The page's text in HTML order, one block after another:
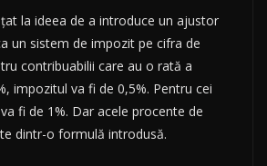
la ideea de a introduce un ajustor
un sistem de impozit pe cifra de
contribuabilii care au o rată a
impozitul va fi de 0,5%. Pentru cei
fi de 1%. Dar acele procente de
dintr-o formulă introdusă.